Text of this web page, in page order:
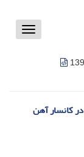
Toggle
کانسار آهن